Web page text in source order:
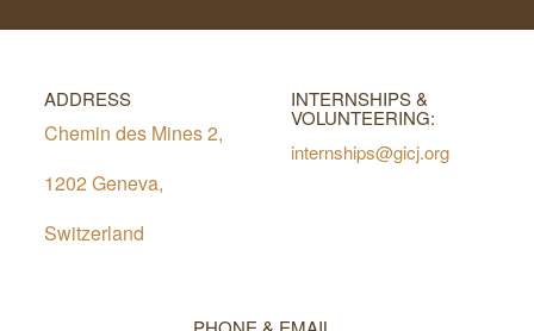
ADDRESS
Chemin des Mines 2,
1202 Geneva,
Switzerland
INTERNSHIPS &
VOLUNTEERING:
internships@gicj.org